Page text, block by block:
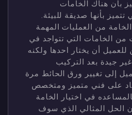
بأن هناك الخامات
بأنها صديقة للبيئة.
الخامة من العمليات المهمة
من الخامات التي تتواجد في
للعميل أن يختار احدها ولكنه
جيدة بعد التركيب
إلى تغيير ورق الحائط مرة
على فني متميز ومتخصص
في اختيار الخامة
الحل المثالي الذي سوف